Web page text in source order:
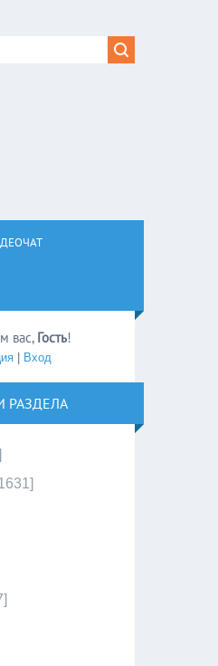
вас, Гость!
| Вход
РАЗДЕЛА